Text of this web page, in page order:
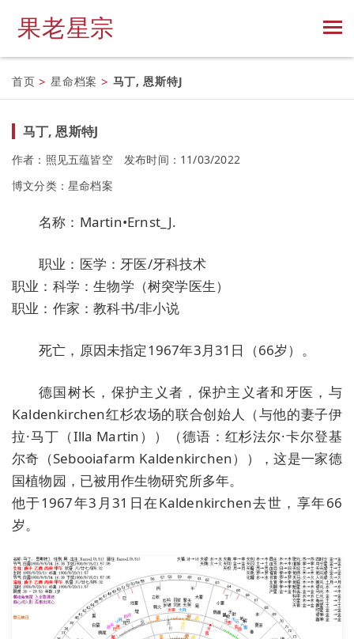
果老星宗
首页 > 星命档案 > 马丁, 恩斯特J
马丁, 恩斯特J
作者：照见五蕴皆空
发布时间：11/03/2022
博文分类： 星命档案
名称：Martin•Ernst_J.
职业：医学：牙医/牙科技术
职业：科学：生物学（树突学医生）
职业：作家：教科书/非小说
死亡，原因未指定1967年3月31日（66岁）。
德国树长，保护主义者，保护主义者和牙医，与
Kaldenkirchen红杉农场的联合创始人（与他的妻子伊
拉·马丁（Illa Martin））（德语：红杉法尔·卡尔登基
尔奇（Sebooiafarm Kaldenkirchen）），这是一家德
国植物园，已被用作生物研究所多年。
他于1967年3月31日在Kaldenkirchen去世，享年66
岁。